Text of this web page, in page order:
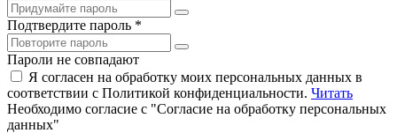
Подтвердите пароль *
Пароли не совпадают
Я согласен на обработку моих персональных данных в
соответствии с Политикой конфиденциальности. Читать
Необходимо согласие с "Согласие на обработку персональных
данных"